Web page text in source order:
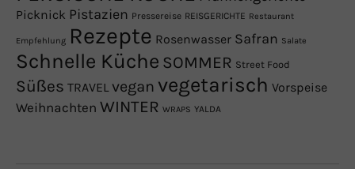
Picknick Pistazien Pressereise REISGERICHTE Restaurant
Empfehlung Rezepte Rosenwasser Safran Salate
Schnelle Küche SOMMER Street Food
Süßes TRAVEL vegan vegetarisch Vorspeise
Weihnachten WINTER WRAPS YALDA